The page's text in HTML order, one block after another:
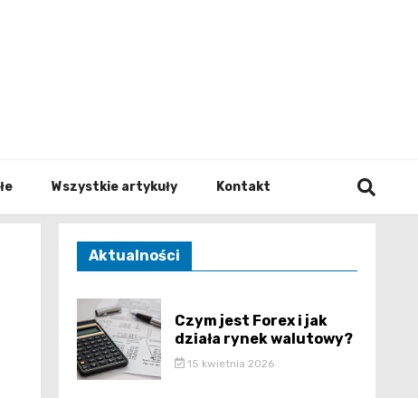
Wszystkie artykuły Kontakt
Aktualności
Czym jest Forex i jak
działa rynek walutowy?
15 kwietnia 2026